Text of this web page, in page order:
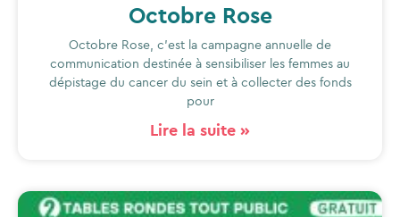
Octobre Rose
Octobre Rose, c’est la campagne annuelle de
communication destinée à sensibiliser les femmes au
dépistage du cancer du sein et à collecter des fonds
pour
Lire la suite »